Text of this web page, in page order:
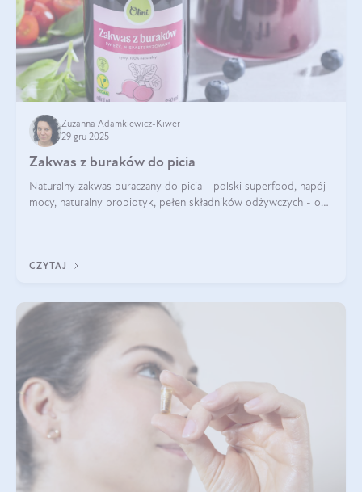
Zuzanna Adamkiewicz-Kiwer
29 gru 2025
Zakwas z buraków do picia
Naturalny zakwas buraczany do picia - polski superfood, napój
mocy, naturalny probiotyk, pełen składników odżywczych - o
CZYTAJ